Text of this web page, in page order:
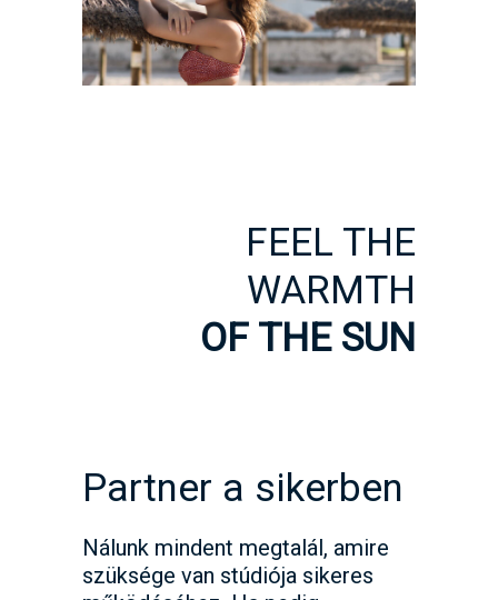
FEEL THE
WARMTH
OF THE SUN
Partner a sikerben
Nálunk mindent megtalál, amire
szüksége van stúdiója sikeres